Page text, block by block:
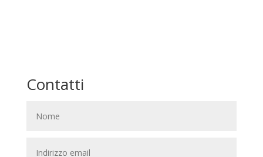
Contatti